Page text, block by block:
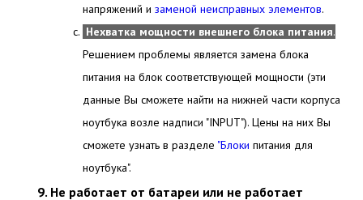
напряжений изаменой неисправных элементов.
Нехватка мощности внешнего блока питания.
Решением проблемы является замена блока
питания на блок соответствующей мощности (эти
данные Вы сможете найти на нижней части корпуса
ноутбука возле надписи "INPUT"). Цены на них Вы
сможете узнать в разделе "Блокипитания для
ноутбука".
Не работает от батареи или не работает